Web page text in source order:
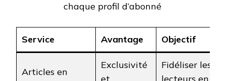
chaque profil d’abonné
Service Avantage Objectif
Articles en
Exclusivité
Fidéliser les